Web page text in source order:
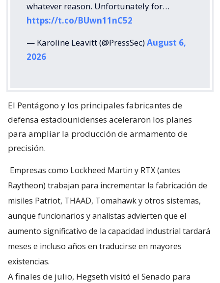
whatever reason. Unfortunately for…
https://t.co/BUwn11nC52
— Karoline Leavitt (@PressSec)August 6,
2026
El Pentágono y los principales fabricantes de
defensa estadounidenses aceleraron los planes
para ampliar la producción de armamento de
precisión.
Empresas como Lockheed Martin y RTX (antes
Raytheon) trabajan para incrementar la fabricación de
misiles Patriot, THAAD, Tomahawk y otros sistemas,
aunque funcionarios y analistas advierten que el
aumento significativo de la capacidad industrial tardará
meses e incluso años en traducirse en mayores
existencias.
A finales de julio, Hegseth visitó el Senado para